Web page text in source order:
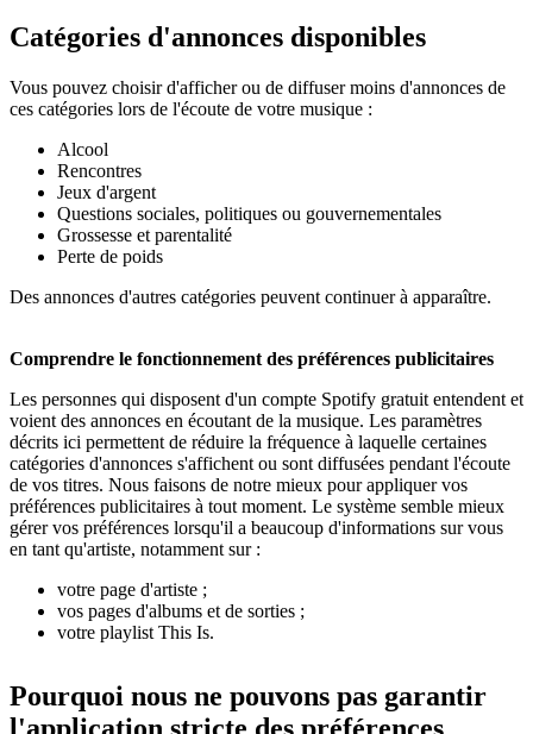
Catégories d'annonces disponibles
Vous pouvez choisir d'afficher ou de diffuser moins d'annonces de
ces catégories lors de l'écoute de votre musique :
Alcool
Rencontres
Jeux d'argent
Questions sociales, politiques ou gouvernementales
Grossesse et parentalité
Perte de poids
Des annonces d'autres catégories peuvent continuer à apparaître.
Comprendre le fonctionnement des préférences publicitaires
Les personnes qui disposent d'un compte Spotify gratuit entendent et
voient des annonces en écoutant de la musique. Les paramètres
décrits ici permettent de réduire la fréquence à laquelle certaines
catégories d'annonces s'affichent ou sont diffusées pendant l'écoute
de vos titres. Nous faisons de notre mieux pour appliquer vos
préférences publicitaires à tout moment. Le système semble mieux
gérer vos préférences lorsqu'il a beaucoup d'informations sur vous
en tant qu'artiste, notamment sur :
votre page d'artiste ;
vos pages d'albums et de sorties ;
votre playlist This Is.
Pourquoi nous ne pouvons pas garantir